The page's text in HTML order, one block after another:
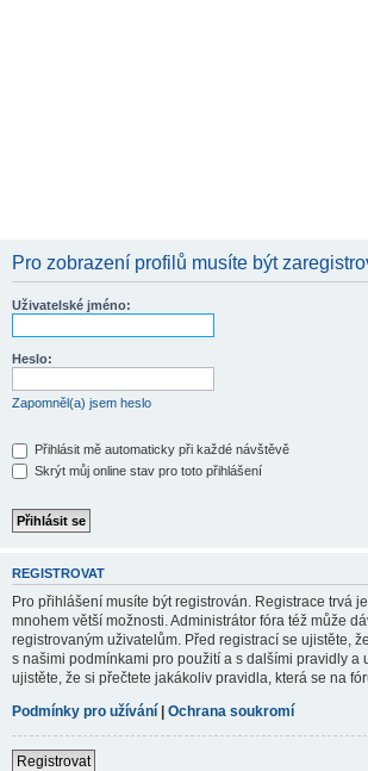
Pro zobrazení profilů musíte být
Uživatelské jméno:
Heslo:
Zapomněl(a) jsem heslo
Přihlásit mě automaticky při každé návštěvě
Skrýt můj online stav pro toto přihlášení
REGISTROVAT
Pro přihlášení musíte být registrován. Registrace trvá
mnohem větší možnosti. Administrátor fóra též může
registrovaným uživatelům. Před registrací se ujistěte,
s našimi podmínkami pro použití a s dalšími pravidly a
ujistěte, že si přečtete jakákoliv pravidla, která se na
Podmínky pro užívání | Ochrana soukromí
Registrovat